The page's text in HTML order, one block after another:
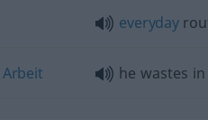
everyday
Arbeit he wastes